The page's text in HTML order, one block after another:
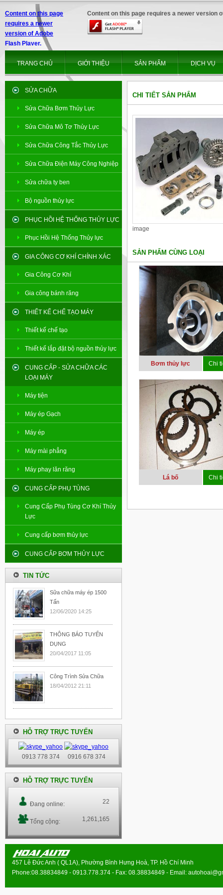
Content on this page
requires a newer
version of Adobe
Flash Player.
Content on this page requires a newer version
TRANG CHỦ GIỚI THIỆU SẢN PHẨM DỊCH VỤ
SỬA CHỮA
Sửa Chữa Bơm Thủy Lực
Sửa Chữa Mô Tơ Thủy Lực
Sửa Chữa Công Tắc Thủy Lực
Sửa Chữa Điện Máy Công Nghiệp
Sửa chữa ty ben
Bộ nguồn thủy lực
PHỤC HỒI HỆ THỐNG THỦY LỰC
Phục Hồi Hệ Thống Thủy lực
GIA CÔNG CƠ KHÍ CHÍNH XÁC
Gia Công Cơ Khí
Gia công bánh răng
THIẾT KẾ CHẾ TẠO MÁY
Thiết kế chế tạo
Thiết kế lắp đặt bộ nguồn thủy lực
CUNG CẤP - SỬA CHỮA CÁC
LOẠI MÁY
Máy tiện
Máy ép Gạch
Máy ép
Máy mài phẳng
Máy phay lăn răng
CUNG CẤP PHỤ TÙNG
Cung Cấp Phụ Tùng Cơ Khí Thủy
Lực
Cung cấp bơm thủy lực
CUNG CẤP BƠM THỦY LỰC
TIN TỨC
Sữa chữa máy ép 1500
Tấn
12/06/2020 14:25
THÔNG BÁO TUYỂN
DỤNG
20/04/2017 11:05
Công Trình Sửa Chữa
18/04/2012 21:11
HỖ TRỢ TRỰC TUYẾN
0913 778 374 0916 678 374
HỖ TRỢ TRỰC TUYẾN
Đang online: 22
Tổng cộng: 1,261,165
CHI TIẾT SẢN PHẨM
image
SẢN PHẨM CÙNG LOẠI
Bơm thủy lực Chi
Lá bố Chi
457 Lê Đức Anh ( QL1A), Phường Bình Hưng Hoà, TP. Hồ Chí Minh
Phone:08.38834849 - 0913.778.374 - Fax: 08.38834849 - Email: